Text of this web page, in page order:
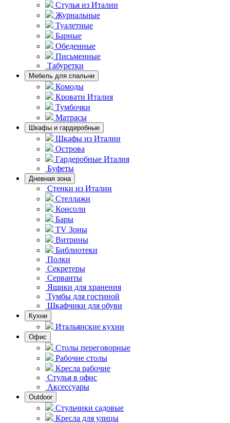
Стулья из Италии
Журнальные
Туалетные
Барные
Обеденные
Письменные
Табуретки
Мебель для спальни
Комоды
Кровати Италия
Тумбочки
Матрасы
Шкафы и гардеробные
Шкафы из Италии
Острова
Гардеробные Италия
Буфеты
Дневная зона
Стенки из Италии
Стеллажи
Консоли
Бары
TV Зоны
Витрины
Библиотеки
Полки
Секретеры
Серванты
Ящики для хранения
Тумбы для гостиной
Шкафчики для обуви
Кухни
Итальянские кухни
Офис
Столы переговорные
Рабочие столы
Кресла рабочие
Стулья в офис
Аксессуары
Outdoor
Стульчики садовые
Кресла для улицы